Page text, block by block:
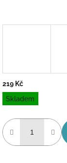
219 Kč
Měrná
cena:
Skladem